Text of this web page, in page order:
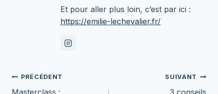
Et pour aller plus loin, c’est par ici :
https://emilie-lechevalier.fr/
Navigation
PRÉCÉDENT
Masterclass :
SUIVANT
3 conseils